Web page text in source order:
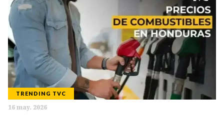
TRENDING TVC
16 may. 2026